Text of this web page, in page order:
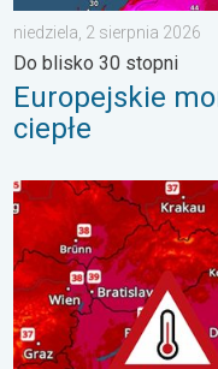
niedziela, 2 sierpnia 2026
Do blisko 30 stopni
Europejskie
ciepłe
Ekstremalny upał w